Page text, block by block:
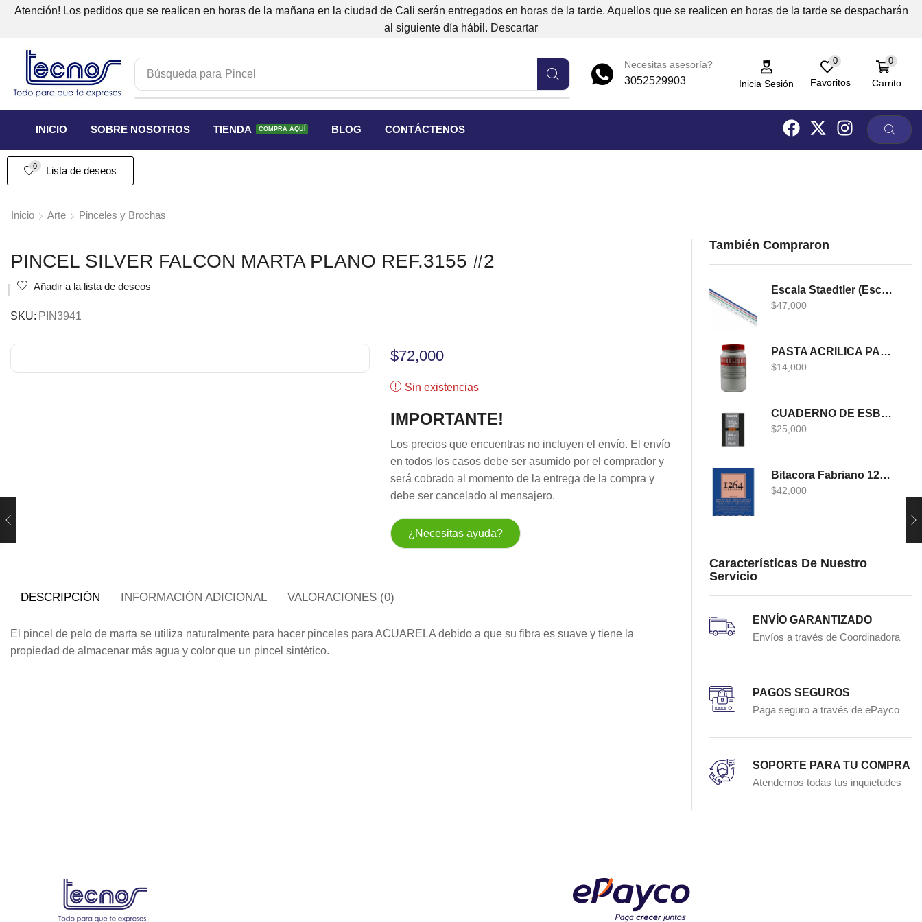
Atención! Los pedidos que se realicen en horas de la mañana en la ciudad de Cali serán entregados en horas de la tarde. Aquellos que se realicen en horas de la tarde se despacharán
al siguiente día hábil. Descartar
Búsqueda para Pincel
Necesitas asesoría?
3052529903 Inicia Sesión
0
Favoritos
0
Carrito
INICIO SOBRE NOSOTROS TIENDA COMPRA AQUÍ BLOG CONTÁCTENOS
0 Lista de deseos
Inicio Arte Pinceles y Brochas
PINCEL SILVER FALCON MARTA PLANO REF.3155 #2
Añadir a la lista de deseos
SKU: PIN3941
$72,000
Sin existencias
IMPORTANTE!
Los precios que encuentras no incluyen el envío. El envío
en todos los casos debe ser asumido por el comprador y
será cobrado al momento de la entrega de la compra y
debe ser cancelado al mensajero.
¿Necesitas ayuda?
DESCRIPCIÓN INFORMACIÓN ADICIONAL VALORACIONES (0)
El pincel de pelo de marta se utiliza naturalmente para hacer pinceles para ACUARELA debido a que su fibra es suave y tiene la
propiedad de almacenar más agua y color que un pincel sintético.
También Compraron
Escala Staedtler (Escalimetro)
$47,000
PASTA ACRILICA PARA MURALISMO 400 GRS
$14,000
CUADERNO DE ESBOZO CANSON ONE
$25,000
Bitacora Fabriano 1264 DIBUJO A5
$42,000
Características De Nuestro
Servicio
ENVÍO GARANTIZADO
Envíos a través de Coordinadora
PAGOS SEGUROS
Paga seguro a través de ePayco
SOPORTE PARA TU COMPRA
Atendemos todas tus inquietudes